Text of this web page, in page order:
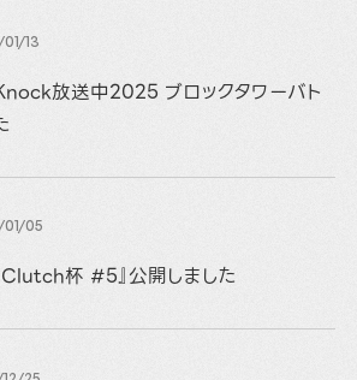
13
放送中2025 ブロックタワーバト
05
杯 #5』公開しました